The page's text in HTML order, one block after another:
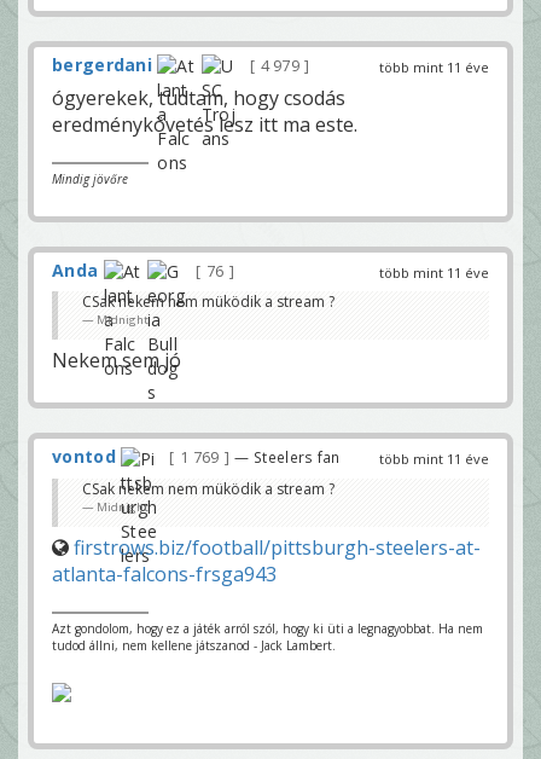
több mint 11 éve
bergerdani 4 979
ógyerekek, tudtam, hogy csodás
eredménykövetés lesz itt ma este.
Mindig jövőre
több mint 11 éve
Anda
76
CSak nekem nem müködik a stream ?
Midnight
Nekem sem jó
több mint 11 éve
vontod 1 769 — Steelers fan
CSak nekem nem müködik a stream ?
Midnight
firstrows.biz/football/pittsburgh-steelers-at-
atlanta-falcons-frsga943
Azt gondolom, hogy ez a játék arról szól, hogy ki üti a legnagyobbat. Ha nem
tudod állni, nem kellene játszanod - Jack Lambert.